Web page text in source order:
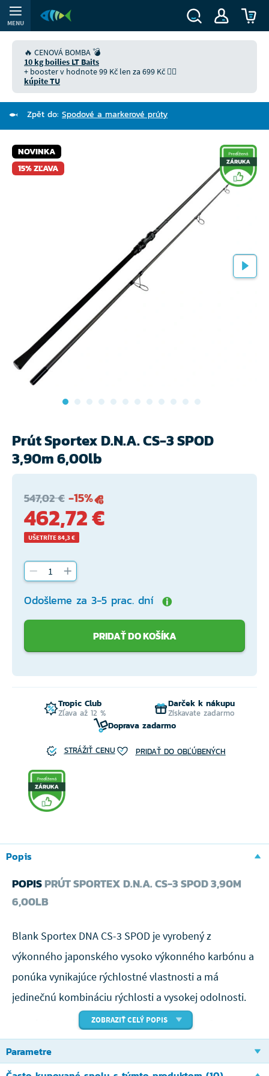
MENU
🔥 CENOVÁ BOMBA 💣
10 kg boilies LT Baits
+ booster v hodnote 99 Kč len za 699 Kč 👉🏻
kúpite TU
Zpět do: Spodové a markerové prúty
NOVINKA
15% ZĽAVA
Prút Sportex D.N.A. CS-3 SPOD
3,90m 6,00lb
547,02 € -15%
462,72 €
UŠETRÍTE 84,3 €
Odošleme za 3-5 prac. dní
PRIDAŤ DO KOŠÍKA
Tropic Club
Zľava až 12 %
Darček k nákupu
Získavate zadarmo
Doprava zadarmo
STRÁŽIŤ CENU PRIDAŤ DO OBĽÚBENÝCH
Popis
POPISPRÚT SPORTEX D.N.A. CS-3 SPOD 3,90M
6,00LB
Blank Sportex DNA CS-3 SPOD je vyrobený z
výkonného japonského vysoko výkonného karbónu a
ponúka vynikajúce rýchlostné vlastnosti a má
jedinečnú kombináciu rýchlosti a vysokej odolnosti.
Kaprárske prúty Sportex DNA CS-3 SPOD 13ft 6,00lbs
japonského uhlíka, ktorý disponuje vysokým
ZOBRAZIŤ CELÝ POPIS
Parametre